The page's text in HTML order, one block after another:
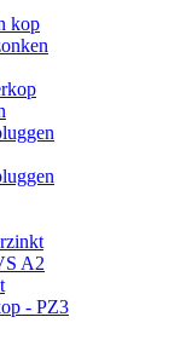
kop
A2
- PZ3